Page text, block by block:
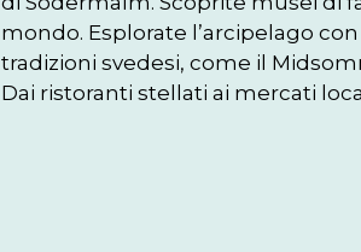
mondo. Esplorate l’arcipelago
tradizioni svedesi, come il
Dai ristoranti stellati ai mercati